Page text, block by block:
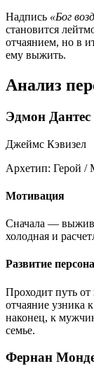
Надпись «Бог
становится
отчаянием, но в
ему выжить.
Анализ
Эдмон
Джеймс Кэвизел
Архетип: Герой /
Мотивация
Сначала —
холодная и
Развитие
Проходит путь
отчаяние узника
наконец, к
семье.
Фернан